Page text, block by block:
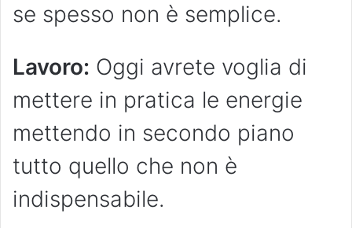
se spesso non è semplice.
Lavoro: Oggi avrete voglia di
mettere in pratica le energie
mettendo in secondo piano
tutto quello che non è
indispensabile.